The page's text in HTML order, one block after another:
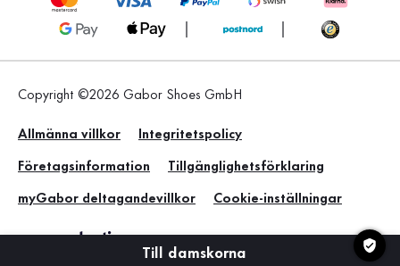
Till damskorna
Copyright ©2026 Gabor Shoes GmbH
Allmänna villkor Integritetspolicy
Företagsinformation Tillgänglighetsförklaring
myGabor deltagandevillkor Cookie-inställningar